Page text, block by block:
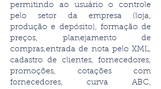
permitindo ao usuário o controle
pelo setor da empresa (loja,
produção e depósito), formação de
preços, planejamento de
compras,entrada de nota pelo XML,
cadastro de clientes, fornecedores,
promoções, cotações com
fornecedores, curva ABC,